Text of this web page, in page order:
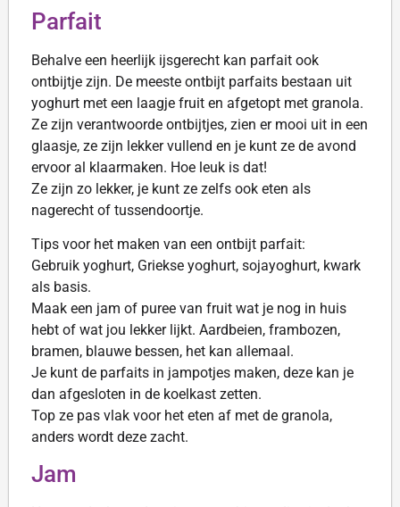
Parfait
Behalve een heerlijk ijsgerecht kan parfait ook
ontbijtje zijn. De meeste ontbijt parfaits bestaan uit
yoghurt met een laagje fruit en afgetopt met granola.
Ze zijn verantwoorde ontbijtjes, zien er mooi uit in een
glaasje, ze zijn lekker vullend en je kunt ze de avond
ervoor al klaarmaken. Hoe leuk is dat!
Ze zijn zo lekker, je kunt ze zelfs ook eten als
nagerecht of tussendoortje.
Tips voor het maken van een ontbijt parfait:
Gebruik yoghurt, Griekse yoghurt, sojayoghurt, kwark
als basis.
Maak een jam of puree van fruit wat je nog in huis
hebt of wat jou lekker lijkt. Aardbeien, frambozen,
bramen, blauwe bessen, het kan allemaal.
Je kunt de parfaits in jampotjes maken, deze kan je
dan afgesloten in de koelkast zetten.
Top ze pas vlak voor het eten af met de granola,
anders wordt deze zacht.
Jam